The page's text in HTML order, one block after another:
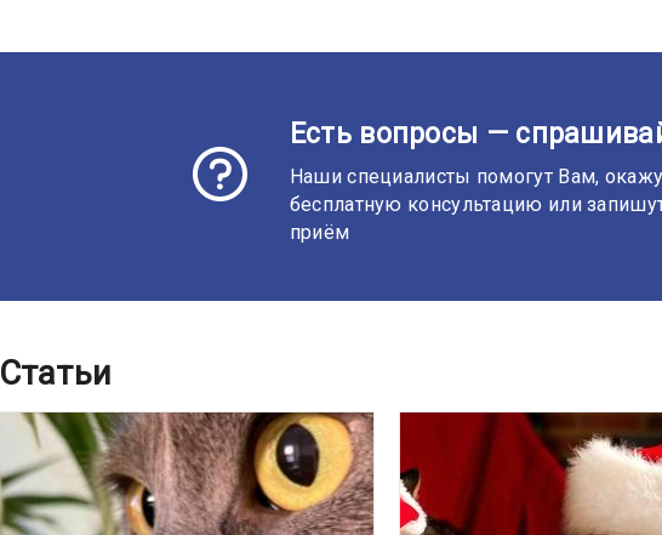
Есть вопросы —
Наши специалисты помогут Вам,
бесплатную консультацию или
приём
Статьи